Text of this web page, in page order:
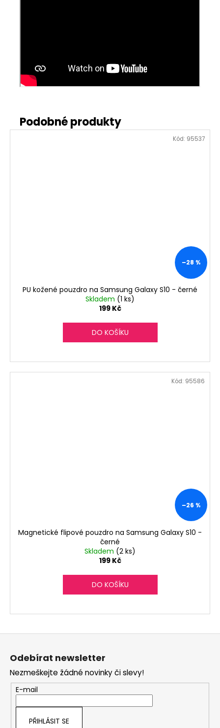
–28 %
PU kožené pouzdro na Samsung Galaxy S10 - černé
Skladem (1 ks)
199 Kč
DO KOŠÍKU
Kód: 95537
–26 %
Magnetické flipové pouzdro na Samsung Galaxy S10 -
černé
Skladem (2 ks)
199 Kč
DO KOŠÍKU
Kód: 95586
Z
Odebírat newsletter
Nezmeškejte žádné novinky či slevy!
E-mail
PŘIHLÁSIT SE